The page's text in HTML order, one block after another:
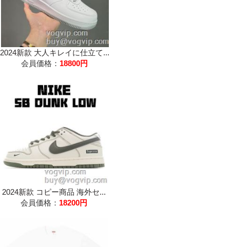
2024新款 大人キレイに仕立て...
会員価格： 18800円
2024新款 コピー商品 海外セ...
会員価格： 18200円